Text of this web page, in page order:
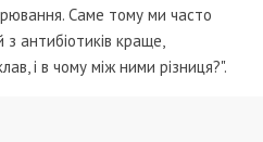
Саме тому ми часто
антибіотиків краще,
і в чому між ними різниця?".